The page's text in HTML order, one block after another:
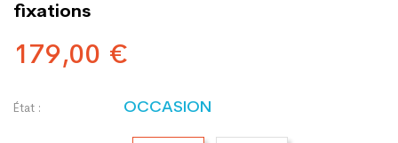
fixations
179,00 €
État : OCCASION